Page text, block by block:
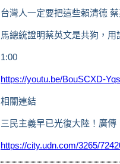
台灣人一定要把這些賴清德
馬總統證明蔡英文是共狗，用
1:00
https://youtu.be/BouSCXD-
相關連結
三民主義早已光復大陸！廣傳
https://city.udn.com/3265/